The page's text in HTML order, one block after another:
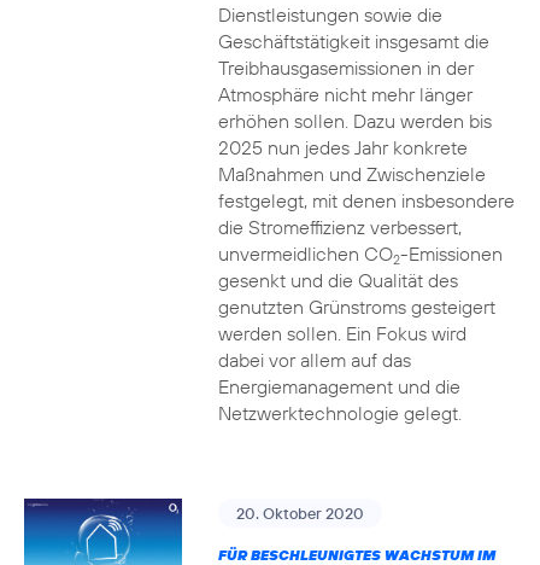
Dienstleistungen sowie die
Geschäftstätigkeit insgesamt die
Treibhausgasemissionen in der
Atmosphäre nicht mehr länger
erhöhen sollen. Dazu werden bis
2025 nun jedes Jahr konkrete
Maßnahmen und Zwischenziele
festgelegt, mit denen insbesondere
die Stromeffizienz verbessert,
unvermeidlichen CO2-Emissionen
gesenkt und die Qualität des
genutzten Grünstroms gesteigert
werden sollen. Ein Fokus wird
dabei vor allem auf das
Energiemanagement und die
Netzwerktechnologie gelegt.
20. Oktober 2020
FÜR BESCHLEUNIGTES WACHSTUM IM